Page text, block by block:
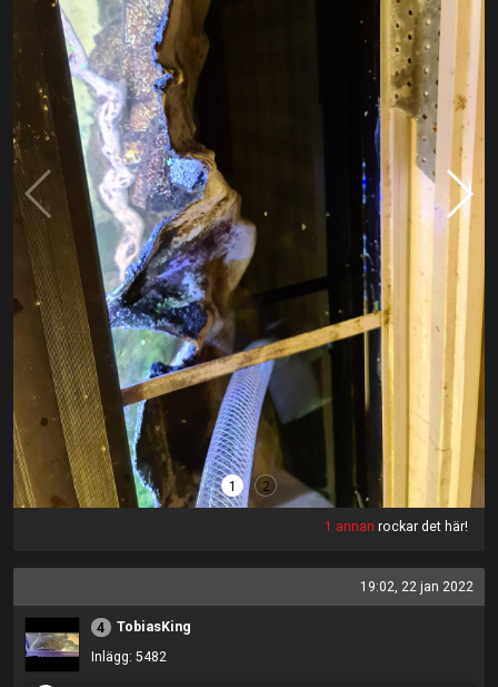
1 2
1 annan rockar det här!
19:02, 22 jan 2022
4
TobiasKing
Inlägg: 5482